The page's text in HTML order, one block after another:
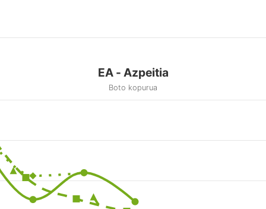
EA - Azpeitia
Boto kopurua